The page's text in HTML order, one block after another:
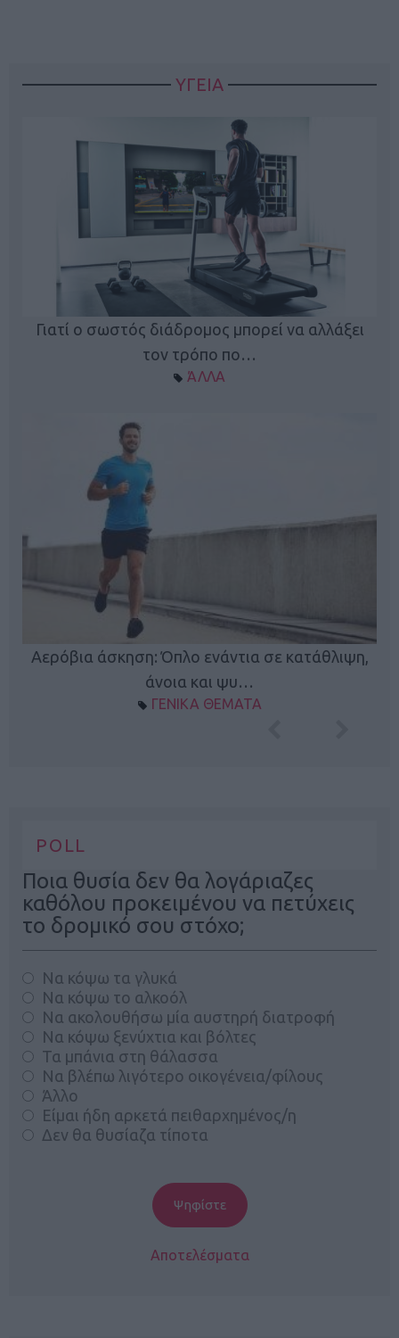
ΥΓΕΙΑ
Γιατί ο σωστός διάδρομος μπορεί να αλλάξει
τον τρόπο πο…
ΆΛΛΑ
Αερόβια άσκηση: Όπλο ενάντια σε κατάθλιψη,
άνοια και ψυ…
ΓΕΝΙΚΑ ΘΕΜΑΤΑ
POLL
Ποια θυσία δεν θα λογάριαζες
καθόλου προκειμένου να πετύχεις
το δρομικό σου στόχο;
Να κόψω τα γλυκά
Να κόψω το αλκοόλ
Να ακολουθήσω μία αυστηρή διατροφή
Να κόψω ξενύχτια και βόλτες
Τα μπάνια στη θάλασσα
Να βλέπω λιγότερο οικογένεια/φίλους
Άλλο
Είμαι ήδη αρκετά πειθαρχημένος/η
Δεν θα θυσίαζα τίποτα
Αποτελέσματα